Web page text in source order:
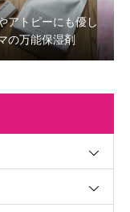
アトピーにも優し
の万能保湿剤